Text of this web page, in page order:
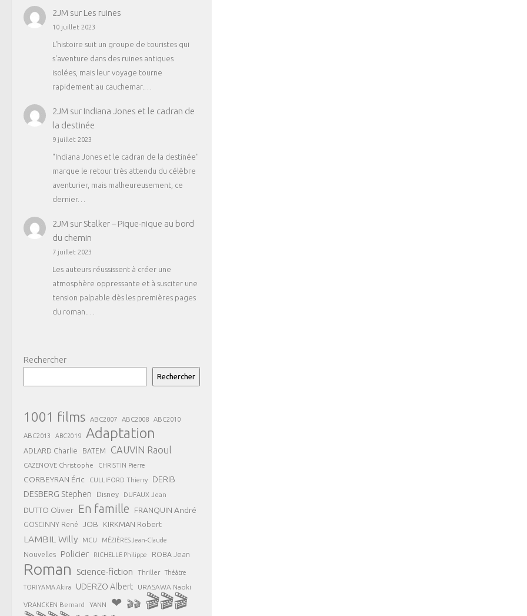
2JM sur Les ruines
10 juillet 2023
L'histoire suit un groupe de touristes qui
s'aventure dans des ruines antiques
isolées, mais leur voyage tourne
rapidement au cauchemar.…
2JM sur Indiana Jones et le cadran de
la destinée
9 juillet 2023
"Indiana Jones et le cadran de la destinée"
marque le retour très attendu du célèbre
aventurier, mais malheureusement, ce
dernier…
2JM sur Stalker – Pique-nique au bord
du chemin
7 juillet 2023
Les auteurs réussissent à créer une
atmosphère oppressante et à susciter une
tension palpable dès les premières pages
du roman.…
Rechercher
Rechercher
1001 films ABC2007 ABC2008 ABC2010
ABC2013 ABC2019 Adaptation
ADLARD Charlie BATEM CAUVIN Raoul
CAZENOVE Christophe CHRISTIN Pierre
CORBEYRAN Éric CULLIFORD Thierry DERIB
DESBERG Stephen Disney DUFAUX Jean
DUTTO Olivier En famille FRANQUIN André
GOSCINNY René JOB KIRKMAN Robert
LAMBIL Willy MCU MÉZIÈRES Jean-Claude
Nouvelles Policier RICHELLE Philippe ROBA Jean
Roman Science-fiction Thriller Théâtre
TORIYAMA Akira UDERZO Albert URASAWA Naoki
VRANCKEN Bernard YANN ❤ 🎬🎬 🎬🎬🎬